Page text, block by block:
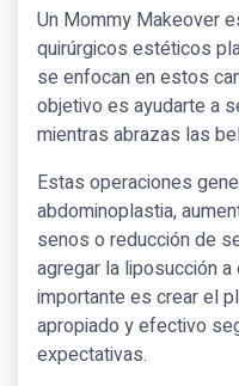
Un Mommy Makeover
quirúrgicos estéticos
se enfocan en estos
objetivo es ayudarte a
mientras abrazas las
Estas operaciones
abdominoplastia,
senos o reducción de
agregar la liposucción
importante es crear el
apropiado y efectivo
expectativas.